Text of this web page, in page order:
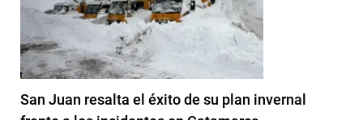
San Juan resalta el éxito de su plan invernal